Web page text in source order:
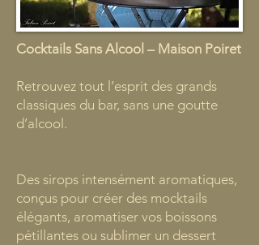
Cocktails Sans Alcool – Maison Poiret
Retrouvez tout l’esprit des grands
classiques du bar, sans une goutte
d’alcool.
Des sirops intensément aromatiques,
conçus pour créer des mocktails
élégants, aromatiser vos boissons
pétillantes ou sublimer un dessert